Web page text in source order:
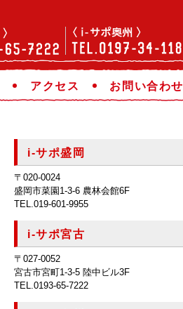
アクセス お問い合わせ
i-サポ盛岡
〒020-0024
盛岡市菜園1-3-6 農林会館6F
TEL.019-601-9955
i-サポ宮古
〒027-0052
宮古市宮町1-3-5 陸中ビル3F
TEL.0193-65-7222